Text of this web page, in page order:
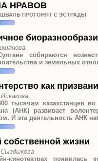
НРАВОВ
ПРОГОНЯТ С ЭСТРАДЫ
собираются
и земельных
как
тысячам казахстанцев
(АНК) развивает
И эта деятельность АНК
собственной жизни
кинотеатрах